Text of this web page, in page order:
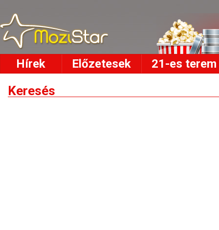
Hírek Előzetesek 21-es terem
Keresés